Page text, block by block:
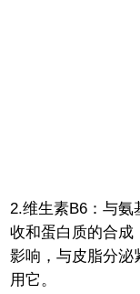
2.维生素B6：与氨
收和蛋白质的合成
影响，与皮脂分泌
用它。